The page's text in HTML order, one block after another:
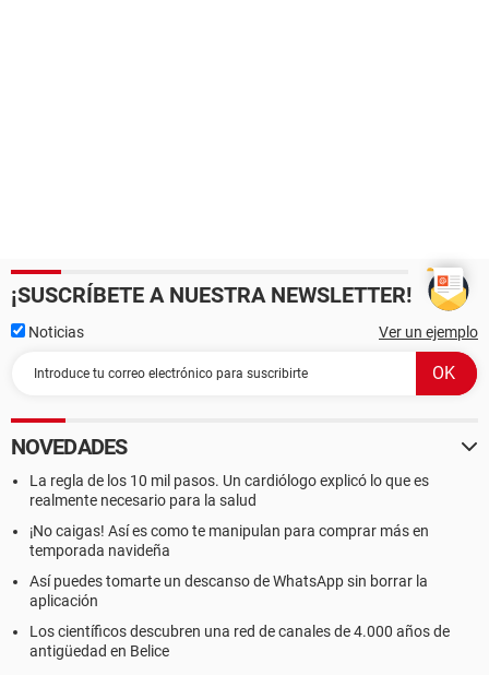
¡SUSCRÍBETE A NUESTRA NEWSLETTER!
Noticias Ver un ejemplo
NOVEDADES
La regla de los 10 mil pasos. Un cardiólogo explicó lo que es
realmente necesario para la salud
¡No caigas! Así es como te manipulan para comprar más en
temporada navideña
Así puedes tomarte un descanso de WhatsApp sin borrar la
aplicación
Los científicos descubren una red de canales de 4.000 años de
antigüedad en Belice